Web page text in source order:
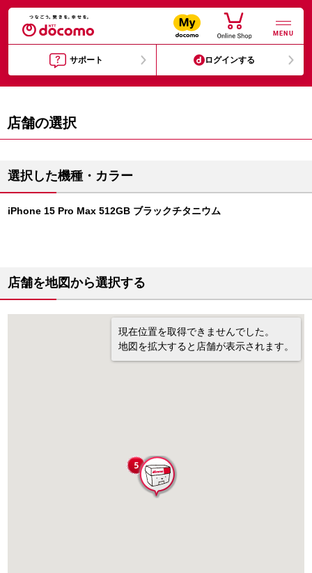
MENU
サポート ログインする
店舗の選択
選択した機種・カラー
iPhone 15 Pro Max 512GB ブラックチタニウム
店舗を地図から選択する
現在位置を取得できませんでした。
地図を拡大すると店舗が表示されます。